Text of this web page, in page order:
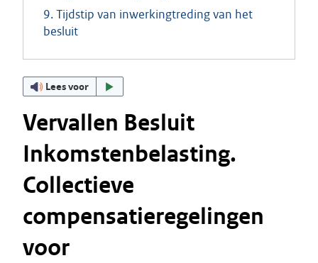
9. Tijdstip van inwerkingtreding van het
besluit
Lees voor
Vervallen Besluit
Inkomstenbelasting.
Collectieve
compensatieregelingen
voor